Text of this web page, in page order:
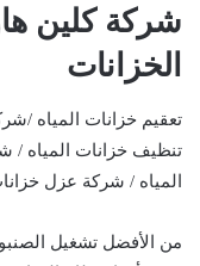
شركة كلين
الخزانات
تعقيم خزانات المياه /
تنظيف خزانات المياه /
المياه / شركة عزل
من الأفضل تشغيل